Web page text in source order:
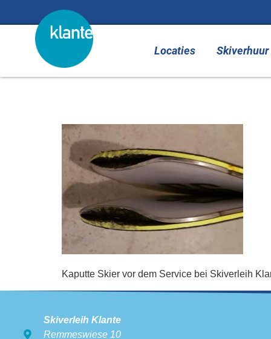
Locaties Skiverhuur
Kaputte Skier vor dem Service bei Skiverleih
Skiverleih Klante
Remmeswiese 10